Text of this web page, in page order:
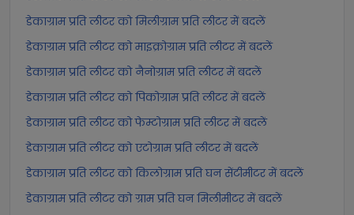
डेकाग्राम प्रति लीटर को मिलीग्राम प्रति लीटर में बदलें
डेकाग्राम प्रति लीटर को माइक्रोग्राम प्रति लीटर में बदलें
डेकाग्राम प्रति लीटर को नैनोग्राम प्रति लीटर में बदलें
डेकाग्राम प्रति लीटर को पिकोग्राम प्रति लीटर में बदलें
डेकाग्राम प्रति लीटर को फेम्टोग्राम प्रति लीटर में बदलें
डेकाग्राम प्रति लीटर को एटोग्राम प्रति लीटर में बदलें
डेकाग्राम प्रति लीटर को किलोग्राम प्रति घन सेंटीमीटर में बदलें
डेकाग्राम प्रति लीटर को ग्राम प्रति घन मिलीमीटर में बदलें